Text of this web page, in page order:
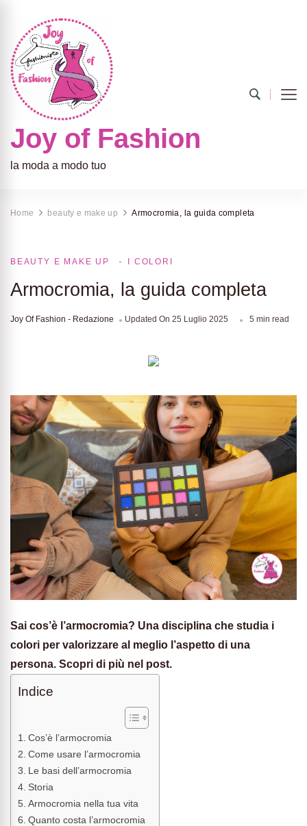
Joy of Fashion
la moda a modo tuo
Home beauty e make up Armocromia, la guida completa
BEAUTY E MAKE UP I COLORI
Armocromia, la guida completa
Joy Of Fashion - Redazione Updated On 25 Luglio 2025 5 min read
Sai cos’è l’armocromia? Una disciplina che studia i
colori per valorizzare al meglio l’aspetto di una
persona. Scopri di più nel post.
Indice
Cos’è l’armocromia
Come usare l’armocromia
Le basi dell’armocromia
Storia
Armocromia nella tua vita
Quanto costa l’armocromia